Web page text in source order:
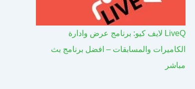
LiveQ لايف كيو: برنامج عرض وادارة
الكاميرات والمسابقات – افضل برنامج بث
مباشر